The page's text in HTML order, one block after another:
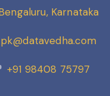
Karnataka
pk@datavedha.com
+91 98408 75797